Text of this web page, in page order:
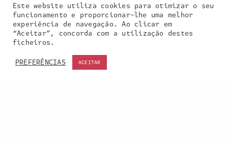
Este website utiliza cookies para otimizar o seu
funcionamento e proporcionar-lhe uma melhor
experiência de navegação. Ao clicar em
“Aceitar”, concorda com a utilização destes
ficheiros.
PREFERÊNCIAS
ACEITAR
Our site uses cookies. Learn more about our use of
cookies:cookie policy
ACCEPT